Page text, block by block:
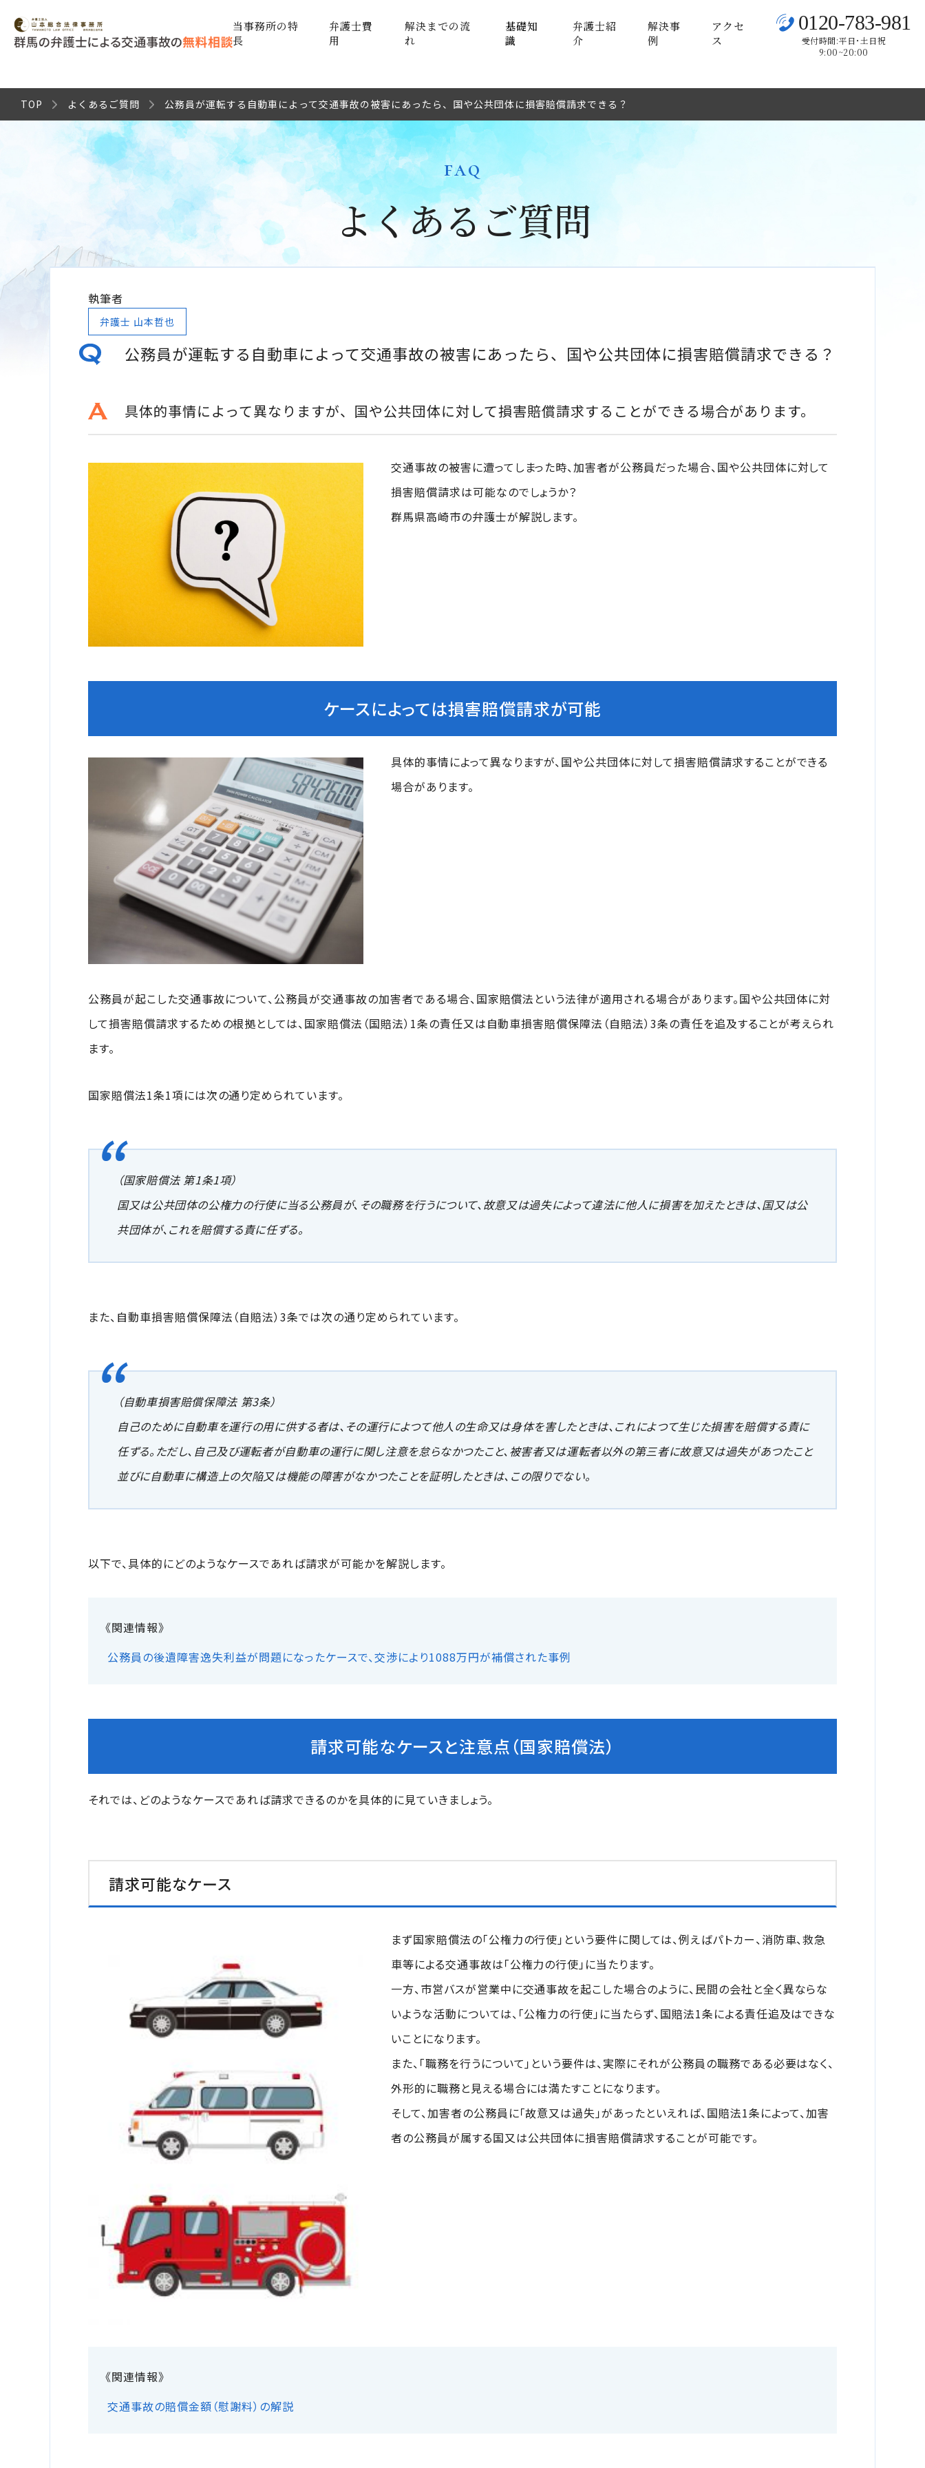
当事務所の特
長
弁護士費
用
解決までの流
れ
基礎知
識
弁護士紹
介
解決事
例
アクセ
ス
0120-783-981
受付時間:平日･土日祝
9:00~20:00
TOP よくあるご質問 公務員が運転する自動車によって交通事故の被害にあったら、国や公共団体に損害賠償請求できる？
faq
よくあるご質問
執筆者
弁護士 山本哲也
公務員が運転する自動車によって交通事故の被害にあったら、国や公共団体に損害賠償請求できる？
具体的事情によって異なりますが、国や公共団体に対して損害賠償請求することができる場合があります。
交通事故の被害に遭ってしまった時、加害者が公務員だった場合、国や公共団体に対して
損害賠償請求は可能なのでしょうか？
群馬県高崎市の弁護士が解説します。
ケースによっては損害賠償請求が可能
具体的事情によって異なりますが、国や公共団体に対して損害賠償請求することができる
場合があります。
公務員が起こした交通事故について、公務員が交通事故の加害者である場合、国家賠償法という法律が適用される場合があります。国や公共団体に対
して損害賠償請求するための根拠としては、国家賠償法（国賠法）1条の責任又は自動車損害賠償保障法（自賠法）3条の責任を追及することが考えられ
ます。
国家賠償法1条1項には次の通り定められています。
（国家賠償法 第1条1項）
国又は公共団体の公権力の行使に当る公務員が、その職務を行うについて、故意又は過失によって違法に他人に損害を加えたときは、国又は公
共団体が、これを賠償する責に任ずる。
また、自動車損害賠償保障法（自賠法）3条では次の通り定められています。
（自動車損害賠償保障法 第3条）
自己のために自動車を運行の用に供する者は、その運行によつて他人の生命又は身体を害したときは、これによつて生じた損害を賠償する責に
任ずる。ただし、自己及び運転者が自動車の運行に関し注意を怠らなかつたこと、被害者又は運転者以外の第三者に故意又は過失があつたこと
並びに自動車に構造上の欠陥又は機能の障害がなかつたことを証明したときは、この限りでない。
以下で、具体的にどのようなケースであれば請求が可能かを解説します。
公務員の後遺障害逸失利益が問題になったケースで、交渉により1088万円が補償された事例
請求可能なケースと注意点（国家賠償法）
それでは、どのようなケースであれば請求できるのかを具体的に見ていきましょう。
請求可能なケース
まず国家賠償法の「公権力の行使」という要件に関しては、例えばパトカー、消防車、救急
車等による交通事故は「公権力の行使」に当たります。
一方、市営バスが営業中に交通事故を起こした場合のように、民間の会社と全く異ならな
いような活動については、「公権力の行使」に当たらず、国賠法1条による責任追及はできな
いことになります。
また、「職務を行うについて」という要件は、実際にそれが公務員の職務である必要はなく、
外形的に職務と見える場合には満たすことになります。
そして、加害者の公務員に「故意又は過失」があったといえれば、国賠法1条によって、加害
者の公務員が属する国又は公共団体に損害賠償請求することが可能です。
交通事故の賠償金額（慰謝料）の解説